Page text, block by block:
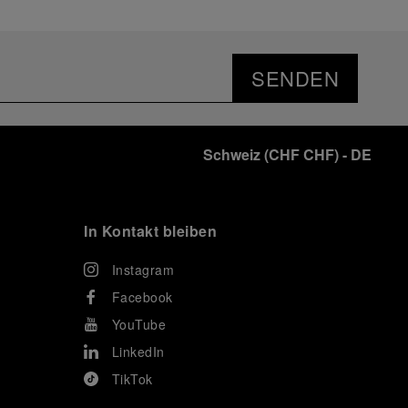
SENDEN
Schweiz(CHF CHF)- DE
In Kontakt bleiben
Instagram
Facebook
YouTube
LinkedIn
TikTok